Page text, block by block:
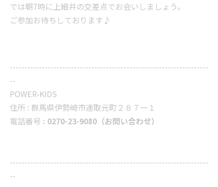
では朝7時に上細井の交差点でお会いしましょう。
ご参加お待ちしております♪
--------------------------------------------------------------------
--
POWER-KIDS
住所 : 群馬県伊勢崎市連取元町２８７ー１
電話番号 : 0270-23-9080（お問い合わせ）
--------------------------------------------------------------------
--